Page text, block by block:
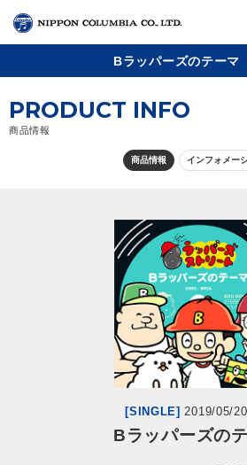
リリース
Bラッパーズのテーマ
PRODUCT INFO
商品情報
商品情報 インフォメー
[SINGLE] 2019/05/
Bラッパーズの